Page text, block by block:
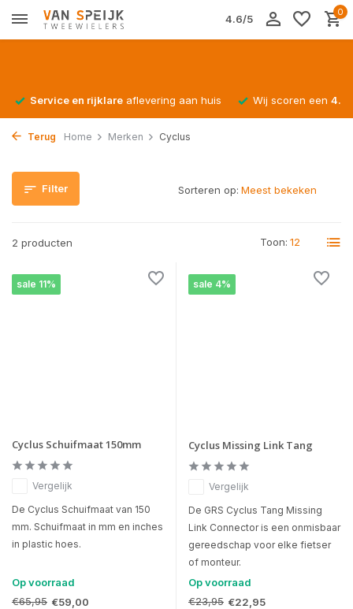
4.6/5
0
Service en rijklare aflevering aan huis Wij scoren een
Terug Home Merken Cyclus
Filter
2 producten Toon:
Sorteren op:
sale 11%
Cyclus Schuifmaat 150mm
Vergelijk
De Cyclus Schuifmaat van 150
mm. Schuifmaat in mm en inches
in plastic hoes.
Op voorraad
€65,95 €59,00
sale 4%
Cyclus Missing Link Tang
Vergelijk
De GRS Cyclus Tang Missing
Link Connector is een onmisbaar
gereedschap voor elke fietser
of monteur.
Op voorraad
€23,95 €22,95